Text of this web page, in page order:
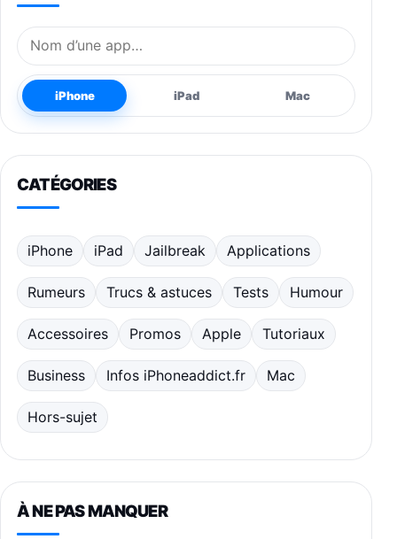
Nom de l’application
iPhone iPad Mac
CATÉGORIES
iPhone iPad Jailbreak Applications
Rumeurs Trucs & astuces Tests Humour
Accessoires Promos Apple Tutoriaux
Business Infos iPhoneaddict.fr Mac
Hors-sujet
À NE PAS MANQUER